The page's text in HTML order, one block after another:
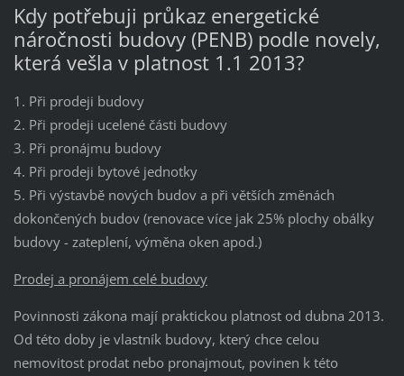
Kdy potřebuji průkaz energetické
náročnosti budovy (PENB) podle novely,
která vešla v platnost 1.1 2013?
1. Při prodeji budovy
2. Při prodeji ucelené části budovy
3. Při pronájmu budovy
4. Při prodeji bytové jednotky
5. Při výstavbě nových budov a při větších změnách
dokončených budov (renovace více jak 25% plochy obálky
budovy - zateplení, výměna oken apod.)
Prodej a pronájem celé budovy
Povinnosti zákona mají praktickou platnost od dubna 2013.
Od této doby je vlastník budovy, který chce celou
nemovitost prodat nebo pronajmout, povinen k této